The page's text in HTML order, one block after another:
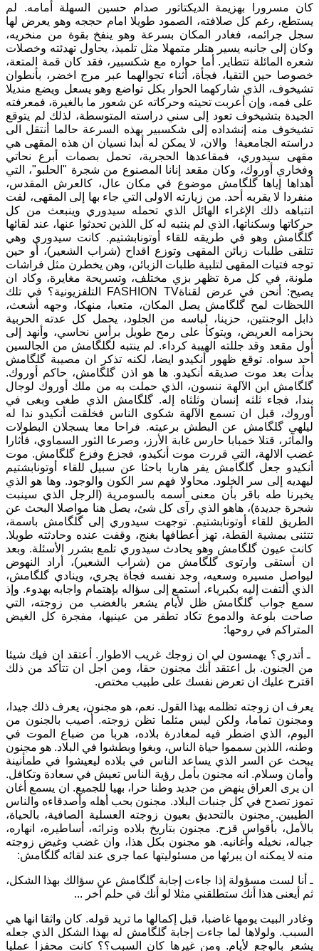
كان مسرورا بهزيمة الديكتاتور صدام حسين السهلة أمامه. لم
يستطع، رغم كل صلافته، الصمود طويلا امام حججه وهو يعرض لها
سجل جرائمه، فغادر المكان بسرعة وهو ينفخ بقوة من منخريه،
وكان إلى جانبه يسير هتلر متمهلا مثل تلميذ، يحاول تهدئته وخصلات
شعره المائلة تتطاير. أما حواره مع شكسبير، فقد كان قمة المتعة،
خصوصا حين التقيا، فجأة، أثناء تجوالهما عبر مرج اخضر، بأنطوان
تشيخوف، الذي شاركهما الحوار بكل تواضع وهو يسعل ويضع منديلا
على فمه، وإن أعربت تحيته وحركاته عن شعور ما بالغيرة، فمعرفته
الجيدة بتشيخوف تعود إلى سني دراسته المتوسطة، لذلك لم يتوقع
تشيخوف منه إنشداده إلى شكسبير بهذه السرعة حالما أنتقل الى
دراسته الجامعية! والان، لا يمكن له أبدا نسيان ان هذه المقهى هي
مقهى سيدوري، فمقاعدها الحجرية، تحمل بصمات أبرع نحاتي
وفخاري أوروك، وكان مقعد إنانا المصنوع من شجرة "الحلبو"، التي
أهداها إياها گلگامش موضوع في مكان عال، كالعرش المقدس،
منفردا لا يقربه أحد. من زيارته الاولى التي جاء بها إلى المقهى، لفت
انتباهه ذلك الإغراء الهائل الذي تحمله سيدوري وينبعث من كل
حركاتها وسكناتها، الذي لم ينتبه له كل اللذين تحدثوا عنها، عند لقائها
گلگامش وهو في طريقه للقاء أوتونابشتيم. كانت سيدوري وهي
تتلقى طلبات زبائن المقهى وتوزع اقداح (شراب الشعير)، أو حين
توجه فتيات المقهى لتلبية طلبات الزبائن، وهن يخطرن مثل فراشات
ملونة، في كل مرة تظهر بزي مختلف، وتسريحة مغايرة، وكاد ان
يصيح: أنحن في عرض لقناةFASHION TV التلفزيونية؟ في تلك
اللحظات لمح گلگامش يصل المكان، متعبا، منهكا، وجهه أشعث،
ذابل الوجنتين، حزينا، لباسه من الجلود، يحمل كل عدته الحربية
بحزامه العريض، ويتوكأ على رمح طويل برأس نحاسي، وأنهد إلى
أول مقعد وقد جللته الهيبة كرداء. لم ينتبه لگلگامش من الجالسين
أحد سواه. توقع ظهور أنكيدو ايضا، لكنه تذكر ان مصيبة گلگامش
بدأت بعد موت صديقه أنكيدو. ها هو اذن گلگامش، حاكم أوروك.
گلگامش ابن الآلهة ننسون، الذي حملت به من ملك أوروك لوجال
بندا، فجاء ثلثه إنسان وثلثاه إله. گلگامش الذي طغى وبغى في
أوروك، قبل ان تسمع الآلهة شكوى الناس فخلقت أنكيدو ندا له
ليلهي گلگامش عن البطش برعيته. فراحا معا يسجلان البطولات
والمآثر، قتلا خمبابا حارس غابة الأرز، وصرعا الثور السماوي، فأثارا
غضب الالهة، التي قررت موت أنكيدو، فجزع وفزع گلگامش. موت
أنكيدو جعل گلگامش يفر هاربا باحثا عن سبيل للقاء أوتونابشتيم
ليهديه إلى سر الخلود. محاولا فهم سر الكون والوجود. وها هو الذي
يخبرنا طه باقر بأن معنى أسمه بالسومرية (الرجل الذي سينبت
شجرة جديدة)، هاهو الذي رآى كل شئ، يصل هنا مواصلا البحث عن
الطريق للقاء أوتونابشتيم. توجهت سيدوري إلى گلگامش باسمة،
تتثنى بمشية القطة، تهز أعطافها بغنج، وقفت عنده وحادثته طويلا.
كانت عيون گلگامش وهو يحادث سيدوري تلمع بشرر الأسئلة. وبعد
ان أستقى وارتوى گلگامش من (شراب الشعير)، أراد النهوض
ليواصل مسيره وسعيه، وجد نفسه فجأة يجري، وينادي گلگامش،
الذي ألتفت إليه بكبرياء، أستمع إلى سؤاله بإهتمام واجابه بهدوء. وإذ
سمع جواب گلگامش ظل لأيام يشعر بالغضب من زوجته، التي
صاحت بلوعة والدموع تكاد تطفر من عينيها، مفجرة كل الغيض
المتراكم في روحها:
ـ أتدري؟ يهمسون لي ان زوجك غريب الاطوار. أعتقد ان فيك شيئا
من الجنون. بل اعتقد أنك مجنون حقا، ومن اجل ان تتأكد من ذلك
اقترح عليك ان تعرض نفسك على طبيب مختص.
يعرف ان زوجته تظلمه بهذا القول. نعم، هو مجنون، يعرف ذلك جيدا،
ومجنون تماما، ولكن ليس مثلما تظن زوجته. أصيب بالجنون من
اليوم، الذي اضطر فيه لمغادرة بلاده، هربا من ضباع الموت في
وطنه، اللذين سمموا حياة الناس، وبغوا وبطشوا في البلاد. هو مجنون
يبحث عن السر الذي يساعد الناس في بلاده ليعيشوا في طمأنينة
وأمان وسلام. انه مجنون بأمل رؤية الناس تعيش في سعادة وتكافل.
ان يرى العراق ينهض من جديد وطنا حرا، بهيا للجميع. ان يسمع أغان
تموز تصدح في كل جنبات البلاد. مجنون بحب أهله وأصدقاءه والناس
الطيبين. مجنون بالتحديق بعيون زوجته العسلية الصافية، بالحياة،
بالأمل، بأقواس قزح. مجنون بتاريخ بلاده وتراثه، أساطيره، انهاره،
جباله، نخيله وأغانيه. هو مجنون بكل هذا، وان غضب وغيض زوجته
منه لا يمكنه ان يبرئها من مسئوليتها عما جرى عند لقائه گلگامش:
ـ أنا لست مسؤولة إذا جاءت إجابة گلگامش عن سؤالك بهذا الشكل،
ثم أيعنى هذا أنك ستطلقني مثلا لو أنك في حلم آخر ...
وغادر البيت يومها غاضبا، قبل إكمالها ما تريد قوله. كان واثقا انها هي
السبب. ولولاها لما جاءت إجابة گلگامش له بهذا الشكل الذي جعله
يشعر بالوجع لأيام. ومن غيرها كان السبب؟؟ كانت محفزا عمليا